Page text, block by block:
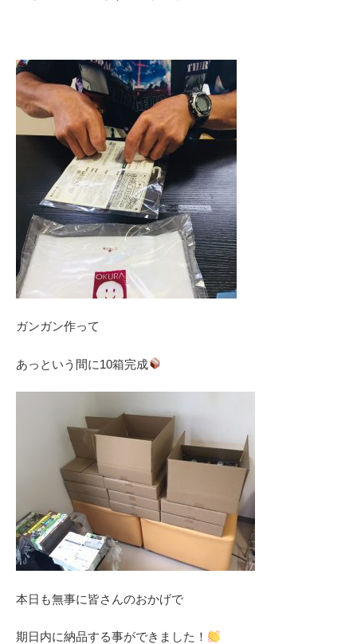
ガンガン作って
あっという間に10箱完成
本日も無事に皆さんのおかげで
期日内に納品する事ができました！